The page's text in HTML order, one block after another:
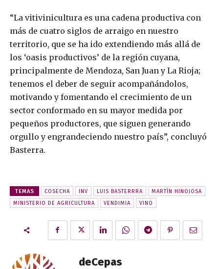
“La vitivinicultura es una cadena productiva con
más de cuatro siglos de arraigo en nuestro
territorio, que se ha ido extendiendo más allá de
los ‘oasis productivos’ de la región cuyana,
principalmente de Mendoza, San Juan y La Rioja;
tenemos el deber de seguir acompañándolos,
motivando y fomentando el crecimiento de un
sector conformado en su mayor medida por
pequeños productores, que siguen generando
orgullo y engrandeciendo nuestro país”, concluyó
Basterra.
TEMAS COSECHA INV LUIS BASTERRRA
MARTÍN HINOJOSA
MINISTERIO DE AGRICULTURA
VENDIMIA VINO
deCepas